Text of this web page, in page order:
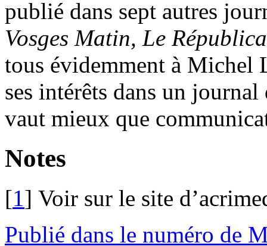
publié dans sept autres
Vosges Matin, Le
tous évidemment à Michel
ses intérêts dans un
vaut mieux que
Notes
[1] Voir sur le site
Publié dans le numéro de